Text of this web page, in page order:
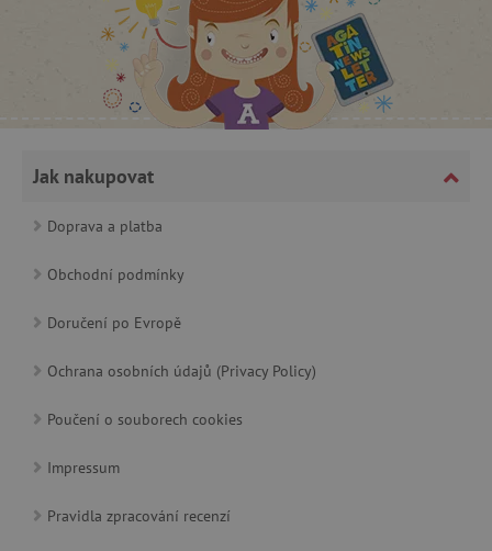
Jak nakupovat
Doprava a platba
Obchodní podmínky
Doručení po Evropě
Ochrana osobních údajů (Privacy Policy)
Poučení o souborech cookies
Impressum
Pravidla zpracování recenzí